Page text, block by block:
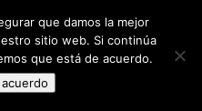
que damos la mejor
sitio web. Si continúa
que está de acuerdo.